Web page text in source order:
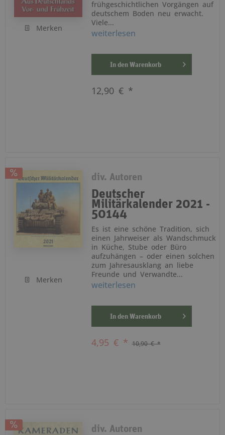
Merken
frühgeschichtlichen Vorgängen auf
deutschem Boden neu erwacht.
Viele...
weiterlesen
In den Warenkorb
12,90 € *
Merken
div. Autoren
Deutscher
Militärkalender 2021 -
50144
Es ist eine schöne Tradition, sich
einen Jahrweiser als Wandschmuck
in Küche, Stube oder Büro
aufzuhängen – oder einen solchen
zum Jahresausklang an liebe
Freunde und Verwandte...
weiterlesen
In den Warenkorb
4,95 € * 10,90 € *
div. Autoren